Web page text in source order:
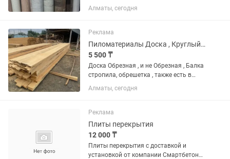
оптом и в розницу.Доставка - укладка
линолеума.Линолеум от 500 тенге за
за метр квадрат в розницу 600 - 650...
Алматы, сегодня
Реклама
Пиломатериалы Доска , Круглый лес
5 500 ₸
Доска Обрезная , и не Обрезная , Балка
стропила, обрешетка , также есть в
наличии Кругляк
Алматы, сегодня
Реклама
Плиты перекрытия
12 000 ₸
Плиты перекрытия с доставкой и
установкой от компании Смартбетон